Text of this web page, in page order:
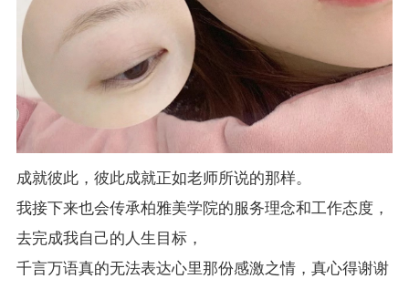
成就彼此，彼此成就正如老师所说的那样。
我接下来也会传承柏雅美学院的服务理念和工作态度，
去完成我自己的人生目标，
千言万语真的无法表达心里那份感激之情，真心得谢谢